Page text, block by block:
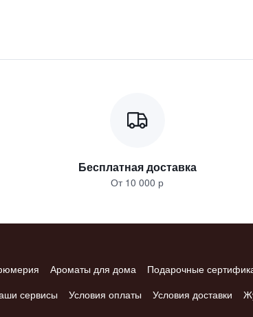
Бесплатная доставка
От 10 000 р
Ароматы для дома Подарочные
сервисы Условия оплаты Условия доставки